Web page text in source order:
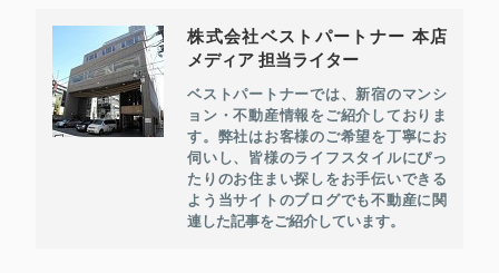
株式会社ベストパートナー 本店
メディア 担当ライター
ベストパートナーでは、新宿のマンシ
ョン・不動産情報をご紹介しておりま
す。弊社はお客様のご希望を丁寧にお
伺いし、皆様のライフスタイルにぴっ
たりのお住まい探しをお手伝いできる
よう当サイトのブログでも不動産に関
連した記事をご紹介しています。